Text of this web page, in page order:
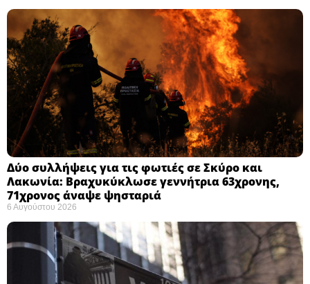
Δύο συλλήψεις για τις φωτιές σε Σκύρο και
Λακωνία: Βραχυκύκλωσε γεννήτρια 63χρονης,
71χρονος άναψε ψησταριά
6 Αυγούστου 2026